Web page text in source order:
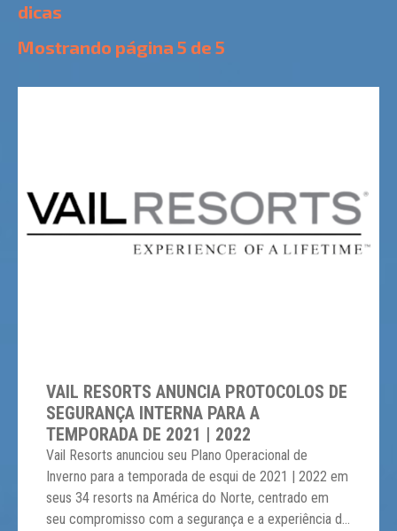
dicas
Mostrando página 5 de 5
VAIL RESORTS ANUNCIA PROTOCOLOS DE
SEGURANÇA INTERNA PARA A
TEMPORADA DE 2021 | 2022
Vail Resorts anunciou seu Plano Operacional de
Inverno para a temporada de esqui de 2021 | 2022 em
seus 34 resorts na América do Norte, centrado em
seu compromisso com a segurança e a experiência do